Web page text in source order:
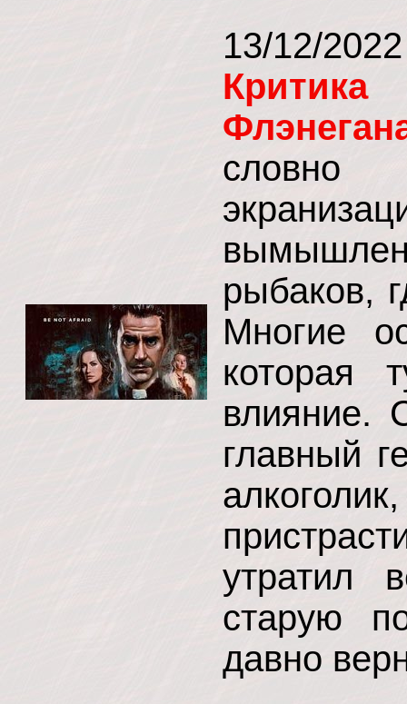
13/12/
словно
рыбаков,
Многие
которая
влияние.
главный
утратил
старую
давно